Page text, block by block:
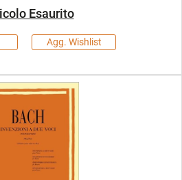
Esaurito
Agg. Wishlist